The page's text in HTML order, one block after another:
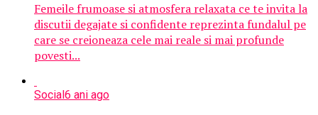
Femeile frumoase si atmosfera relaxata ce te invita la
discutii degajate si confidente reprezinta fundalul pe
care se creioneaza cele mai reale si mai profunde
povesti...
Social 6 ani ago